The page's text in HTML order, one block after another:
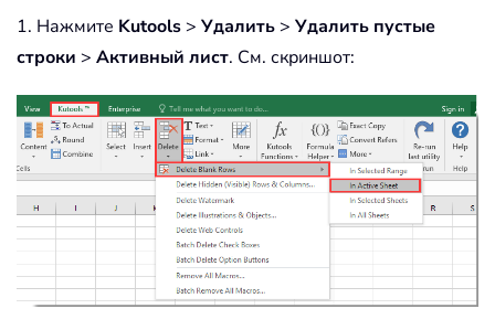
1. Нажмите Kutools > Удалить > Удалить пустые
строки > Активный лист. См. скриншот: